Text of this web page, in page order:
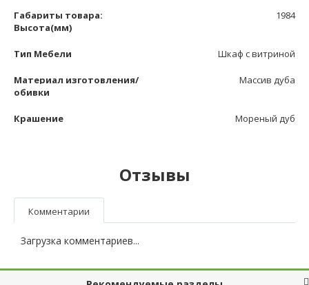
Габариты товара:
Высота(мм)
1984
Тип Мебели Шкаф с витриной
Материал изготовления/
обивки
Массив дуба
Крашение Мореный дуб
Отзывы
Комментарии
Загрузка комментариев...